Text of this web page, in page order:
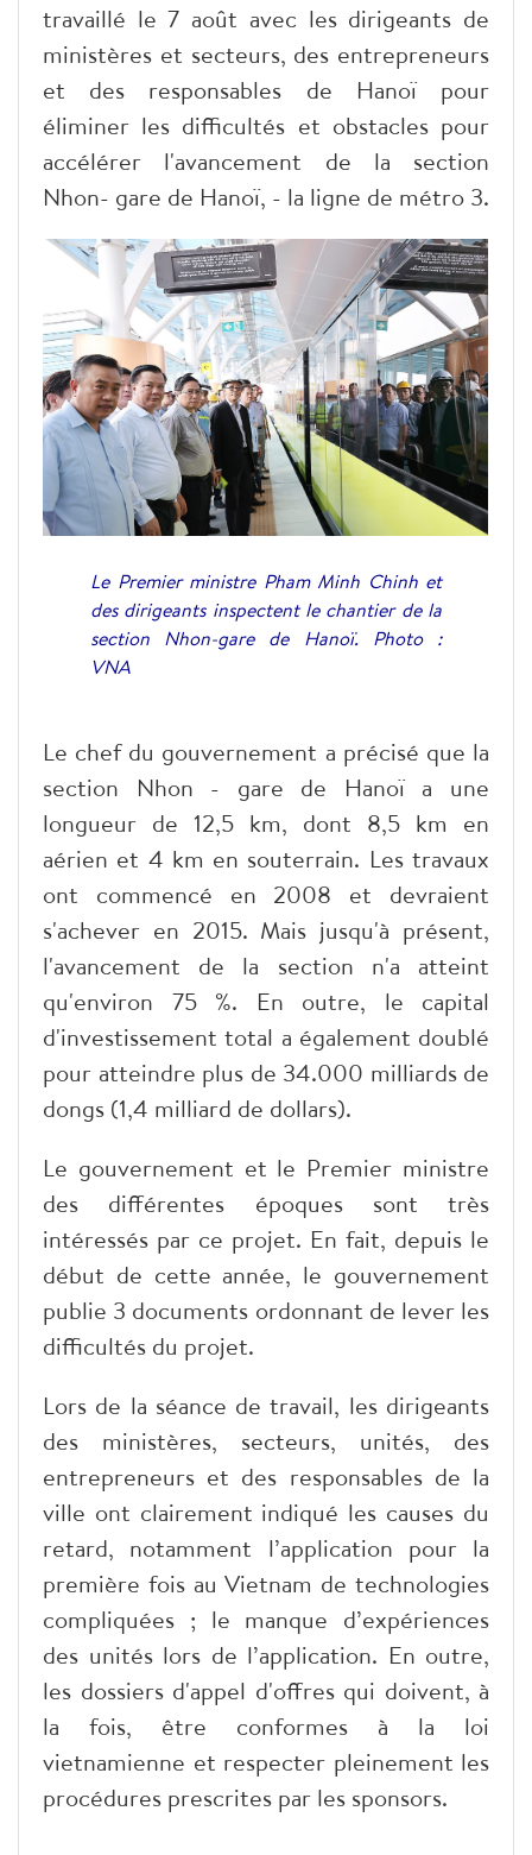
travaillé le 7 août avec les dirigeants de
ministères et secteurs, des entrepreneurs
et des responsables de Hanoï pour
éliminer les difficultés et obstacles pour
accélérer l'avancement de la section
Nhon- gare de Hanoï, - la ligne de métro 3.
Le Premier ministre Pham Minh Chinh et
des dirigeants inspectent le chantier de la
section Nhon-gare de Hanoï. Photo :
VNA
Le chef du gouvernement a précisé que la
section Nhon - gare de Hanoï a une
longueur de 12,5 km, dont 8,5 km en
aérien et 4 km en souterrain. Les travaux
ont commencé en 2008 et devraient
s'achever en 2015. Mais jusqu'à présent,
l'avancement de la section n'a atteint
qu'environ 75 %. En outre, le capital
d'investissement total a également doublé
pour atteindre plus de 34.000 milliards de
dongs (1,4 milliard de dollars).
Le gouvernement et le Premier ministre
des différentes époques sont très
intéressés par ce projet. En fait, depuis le
début de cette année, le gouvernement
publie 3 documents ordonnant de lever les
difficultés du projet.
Lors de la séance de travail, les dirigeants
des ministères, secteurs, unités, des
entrepreneurs et des responsables de la
ville ont clairement indiqué les causes du
retard, notamment l’application pour la
première fois au Vietnam de technologies
compliquées ; le manque d’expériences
des unités lors de l’application. En outre,
les dossiers d'appel d'offres qui doivent, à
la fois, être conformes à la loi
vietnamienne et respecter pleinement les
procédures prescrites par les sponsors.